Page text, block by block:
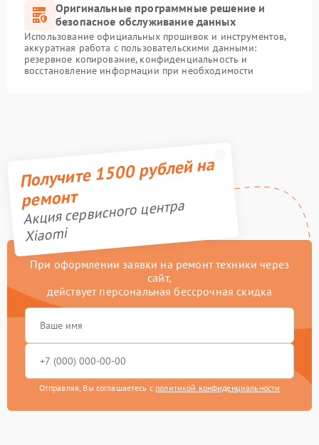
Оригинальные программные решение и
безопасное обслуживание данных
Использование официальных прошивок и инструментов,
аккуратная работа с пользовательскими данными:
резервное копирование, конфиденциальность и
восстановление информации при необходимости
Получите 1500 рублей на
ремонт
Акция сервисного центра
Xiaomi
При оформлении заявки на ремонт техники через
сайт,
действует персональная бессрочная скидка
Отправляя, Вы соглашаетесь с политикой конфиденциальности